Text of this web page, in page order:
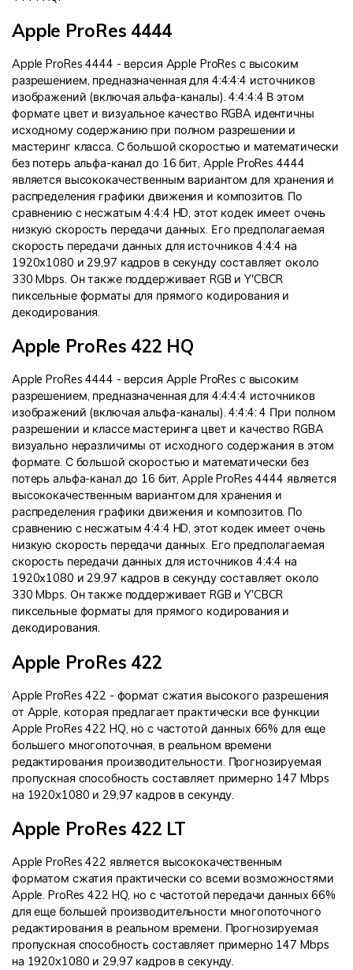
Apple ProRes 4444
Apple ProRes 4444 - версия Apple ProRes с высоким
разрешением, предназначенная для 4:4:4:4 источников
изображений (включая альфа-каналы). 4:4:4:4 В этом
формате цвет и визуальное качество RGBA идентичны
исходному содержанию при полном разрешении и
мастеринг класса. С большой скоростью и математически
без потерь альфа-канал до 16 бит, Apple ProRes 4444
является высококачественным вариантом для хранения и
распределения графики движения и композитов. По
сравнению с несжатым 4:4:4 HD, этот кодек имеет очень
низкую скорость передачи данных. Его предполагаемая
скорость передачи данных для источников 4:4:4 на
1920x1080 и 29,97 кадров в секунду составляет около
330 Mbps. Он также поддерживает RGB и Y'CBCR
пиксельные форматы для прямого кодирования и
декодирования.
Apple ProRes 422 HQ
Apple ProRes 4444 - версия Apple ProRes с высоким
разрешением, предназначенная для 4:4:4:4 источников
изображений (включая альфа-каналы). 4:4:4: 4 При полном
разрешении и классе мастеринга цвет и качество RGBA
визуально неразличимы от исходного содержания в этом
формате. С большой скоростью и математически без
потерь альфа-канал до 16 бит, Apple ProRes 4444 является
высококачественным вариантом для хранения и
распределения графики движения и композитов. По
сравнению с несжатым 4:4:4 HD, этот кодек имеет очень
низкую скорость передачи данных. Его предполагаемая
скорость передачи данных для источников 4:4:4 на
1920x1080 и 29,97 кадров в секунду составляет около
330 Mbps. Он также поддерживает RGB и Y'CBCR
пиксельные форматы для прямого кодирования и
декодирования.
Apple ProRes 422
Apple ProRes 422 - формат сжатия высокого разрешения
от Apple, которая предлагает практически все функции
Apple ProRes 422 HQ, но с частотой данных 66% для еще
большего многопоточная, в реальном времени
редактирования производительности. Прогнозируемая
пропускная способность составляет примерно 147 Mbps
на 1920x1080 и 29,97 кадров в секунду.
Apple ProRes 422 LT
Apple ProRes 422 является высококачественным
форматом сжатия практически со всеми возможностями
Apple. ProRes 422 HQ, но с частотой передачи данных 66%
для еще большей производительности многопоточного
редактирования в реальном времени. Прогнозируемая
пропускная способность составляет примерно 147 Mbps
на 1920x1080 и 29,97 кадров в секунду.